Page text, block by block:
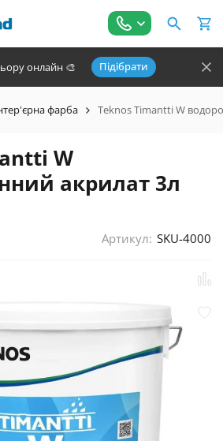
онлайн 🎨 Підібрати
фарба Teknos Timantti W
W
акрилат 3л
Артикул: SKU-4000